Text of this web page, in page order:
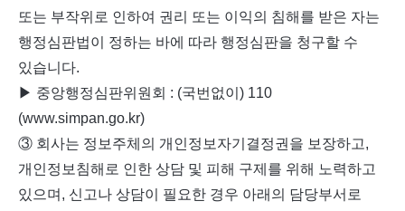
또는 부작위로 인하여 권리 또는 이익의 침해를 받은 자는
행정심판법이 정하는 바에 따라 행정심판을 청구할 수
있습니다.
▶ 중앙행정심판위원회 : (국번없이) 110
(www.simpan.go.kr)
③ 회사는 정보주체의 개인정보자기결정권을 보장하고,
개인정보침해로 인한 상담 및 피해 구제를 위해 노력하고
있으며, 신고나 상담이 필요한 경우 아래의 담당부서로